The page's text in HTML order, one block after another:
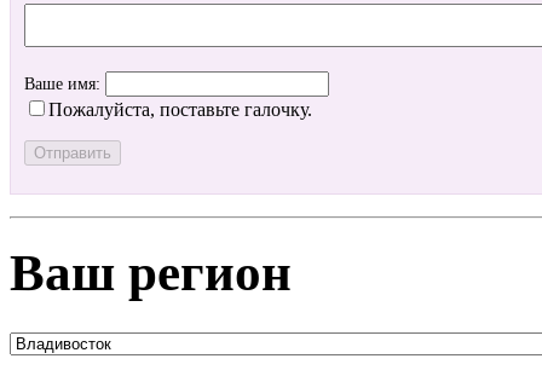
Ваше имя:
Пожалуйста, поставьте галочку.
Ваш регион